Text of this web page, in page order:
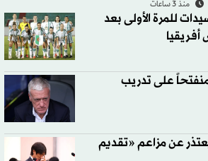
منذ 3 ساعات
للمرة الأولى بعد
على تدريب
عن مزاعم «تقديم